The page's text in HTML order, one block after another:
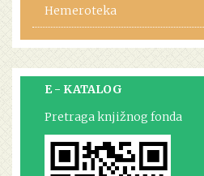
Hemeroteka
E - KATALOG
Pretraga knjižnog fonda